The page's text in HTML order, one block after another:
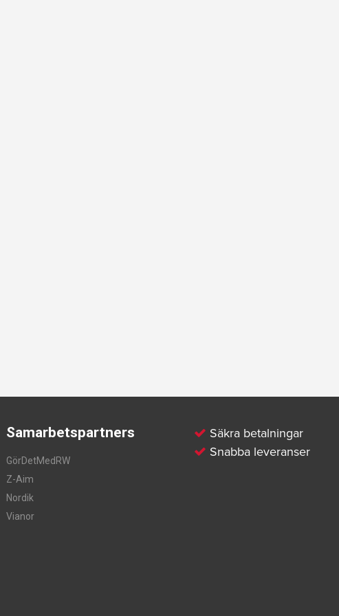
Samarbetspartners
GörDetMedRW
Z-Aim
Nordik
Vianor
Säkra betalningar
Snabba leveranser